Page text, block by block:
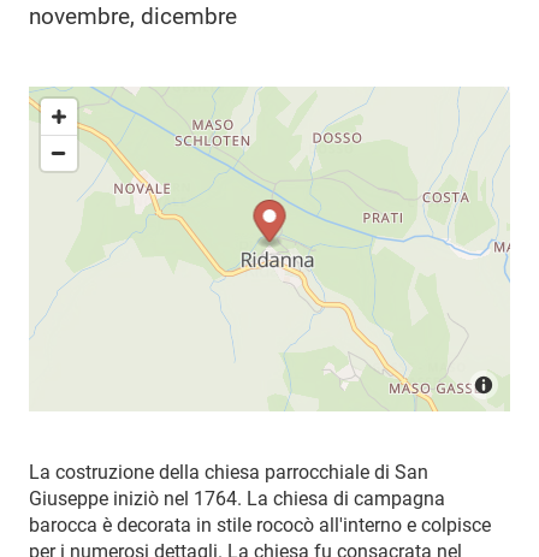
novembre, dicembre
La costruzione della chiesa parrocchiale di San
Giuseppe iniziò nel 1764. La chiesa di campagna
barocca è decorata in stile rococò all'interno e colpisce
per i numerosi dettagli. La chiesa fu consacrata nel